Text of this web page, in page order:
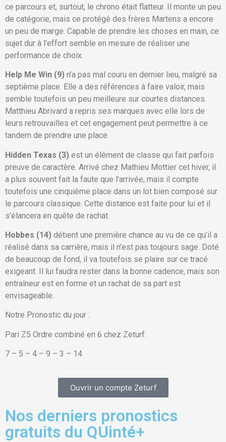
ce parcours et, surtout, le chrono était flatteur. Il monte un peu
de catégorie, mais ce protégé des frères Martens a encore
un peu de marge. Capable de prendre les choses en main, ce
sujet dur à l’effort semble en mesure de réaliser une
performance de choix.
Help Me Win (9) n’a pas mal couru en dernier lieu, malgré sa
septième place. Elle a des références à faire valoir, mais
semble toutefois un peu meilleure sur courtes distances.
Matthieu Abrivard a repris ses marques avec elle lors de
leurs retrouvailles et cet engagement peut permettre à ce
tandem de prendre une place.
Hidden Texas (3) est un élément de classe qui fait parfois
preuve de caractère. Arrivé chez Mathieu Mottier cet hiver, il
a plus souvent fait la faute que l’arrivée, mais il compte
toutefois une cinquième place dans un lot bien composé sur
le parcours classique. Cette distance est faite pour lui et il
s’élancera en quête de rachat.
Hobbes (14) détient une première chance au vu de ce qu’il a
réalisé dans sa carrière, mais il n’est pas toujours sage. Doté
de beaucoup de fond, il va toutefois se plaire sur ce tracé
exigeant. Il lui faudra rester dans la bonne cadence, mais son
entraîneur est en forme et un rachat de sa part est
envisageable.
Notre Pronostic du jour :
Pari Z5 Ordre combiné en 6 chez Zeturf:
7 – 5 – 4 – 9 – 3 – 14
Ouvrir un compte Zeturf
Nos derniers pronostics
gratuits du QUinté+